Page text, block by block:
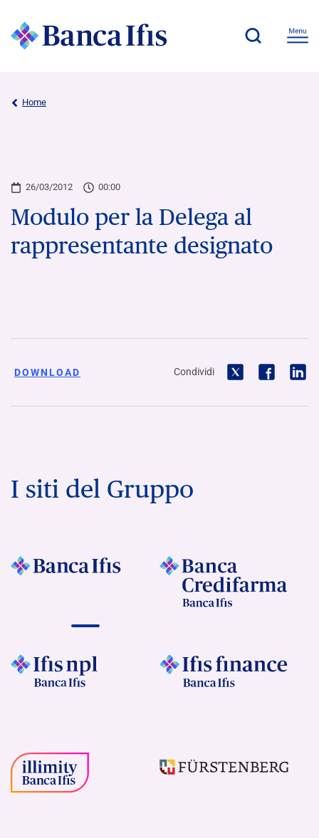
Home
26/03/2012 00:00
Modulo per la Delega al
rappresentante designato
DOWNLOAD Condividi
I siti del Gruppo